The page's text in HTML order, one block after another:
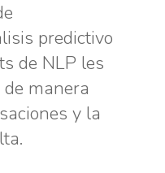
predictivo
de NLP les
manera
y la